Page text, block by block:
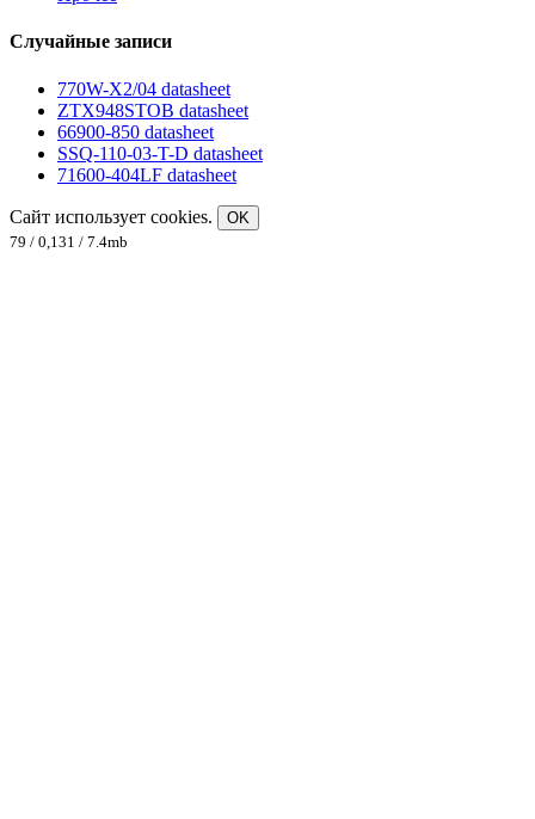
Случайные записи
770W-X2/04 datasheet
ZTX948STOB datasheet
66900-850 datasheet
SSQ-110-03-T-D datasheet
71600-404LF datasheet
Сайт использует cookies.
OK
79 / 0,131 / 7.4mb